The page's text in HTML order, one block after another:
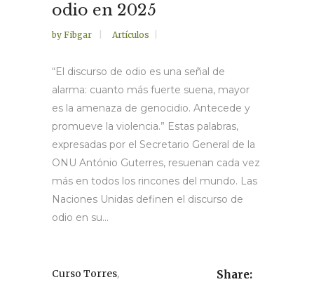
odio en 2025
by Fibgar Artículos
“El discurso de odio es una señal de
alarma: cuanto más fuerte suena, mayor
es la amenaza de genocidio. Antecede y
promueve la violencia.” Estas palabras,
expresadas por el Secretario General de la
ONU António Guterres, resuenan cada vez
más en todos los rincones del mundo. Las
Naciones Unidas definen el discurso de
odio en su...
Curso Torres, Share: